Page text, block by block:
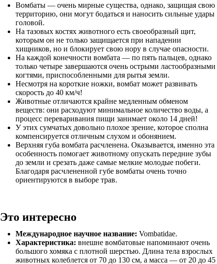
Вомбаты — очень мирные существа, однако, защищая свою
территорию, они могут бодаться и наносить сильные удары
головой.
На тазовых костях животного есть своеобразный щит,
которым он не только защищается при нападении
хищников, но и блокирует свою нору в случае опасности.
На каждой конечности вомбата — по пять пальцев, однако
только четыре завершаются очень острыми ластообразными
когтями, приспособленными для рытья земли.
Несмотря на короткие ножки, вомбат может развивать
скорость до 40 км/ч!
Животные отличаются крайне медленным обменом
веществ: они расходуют минимальное количество воды, а
процесс переваривания пищи занимает около 14 дней!
У этих сумчатых довольно плохое зрение, которое сполна
компенсируется отличным слухом и обонянием.
Верхняя губа вомбата расчленена. Оказывается, именно эта
особенность помогает животному опускать передние зубы
до земли и срезать даже самые мелкие молодые побеги.
Благодаря расчлененной губе вомбаты очень точно
ориентируются в выборе трав.
Это интересно
Международное научное название: Vombatidae.
Характеристика: внешне вомбатовые напоминают очень
большого хомяка с плотной шерстью. Длина тела взрослых
животных колеблется от 70 до 130 см, а масса — от 20 до 45